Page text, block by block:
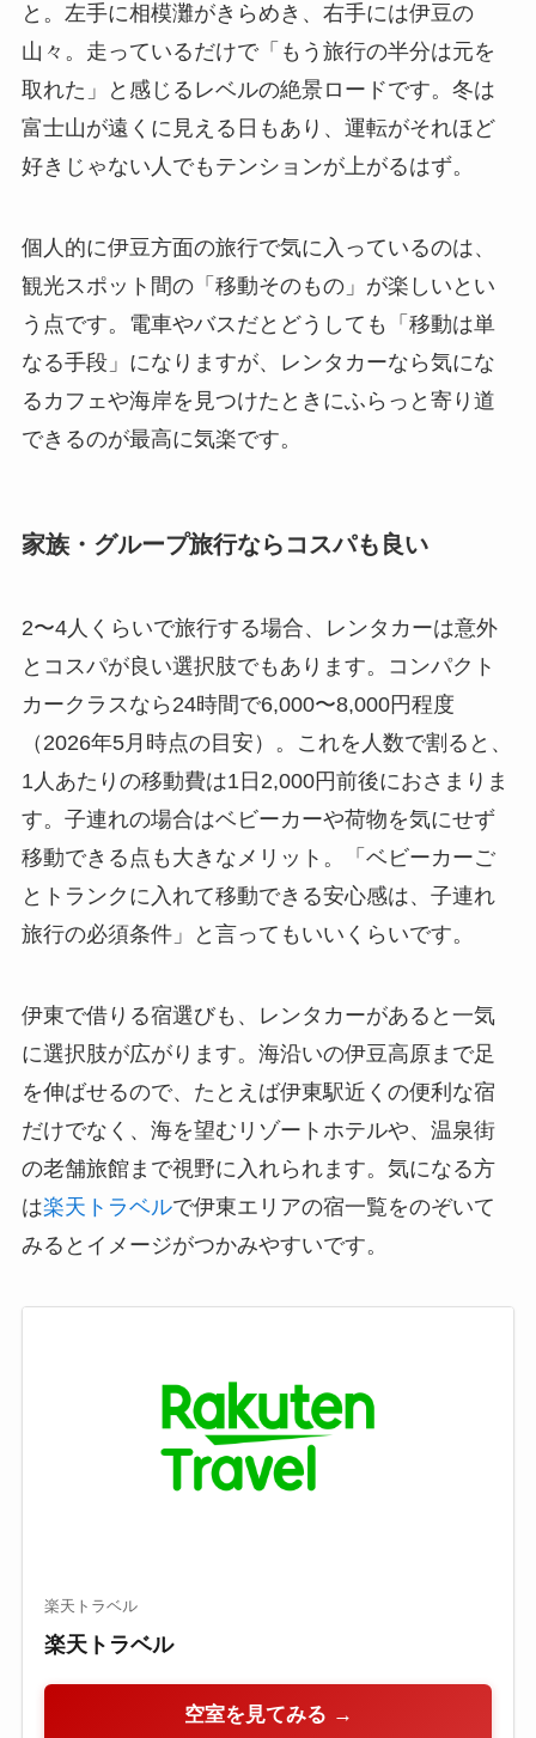
と。左手に相模灘がきらめき、右手には伊豆の
山々。走っているだけで「もう旅行の半分は元を
取れた」と感じるレベルの絶景ロードです。冬は
富士山が遠くに見える日もあり、運転がそれほど
好きじゃない人でもテンションが上がるはず。
個人的に伊豆方面の旅行で気に入っているのは、
観光スポット間の「移動そのもの」が楽しいとい
う点です。電車やバスだとどうしても「移動は単
なる手段」になりますが、レンタカーなら気にな
るカフェや海岸を見つけたときにふらっと寄り道
できるのが最高に気楽です。
家族・グループ旅行ならコスパも良い
2〜4人くらいで旅行する場合、レンタカーは意外
とコスパが良い選択肢でもあります。コンパクト
カークラスなら24時間で6,000〜8,000円程度
（2026年5月時点の目安）。これを人数で割ると、
1人あたりの移動費は1日2,000円前後におさまりま
す。子連れの場合はベビーカーや荷物を気にせず
移動できる点も大きなメリット。「ベビーカーご
とトランクに入れて移動できる安心感は、子連れ
旅行の必須条件」と言ってもいいくらいです。
伊東で借りる宿選びも、レンタカーがあると一気
に選択肢が広がります。海沿いの伊豆高原まで足
を伸ばせるので、たとえば伊東駅近くの便利な宿
だけでなく、海を望むリゾートホテルや、温泉街
の老舗旅館まで視野に入れられます。気になる方
は楽天トラベルで伊東エリアの宿一覧をのぞいて
みるとイメージがつかみやすいです。
楽天トラベル
楽天トラベル
空室を見てみる →